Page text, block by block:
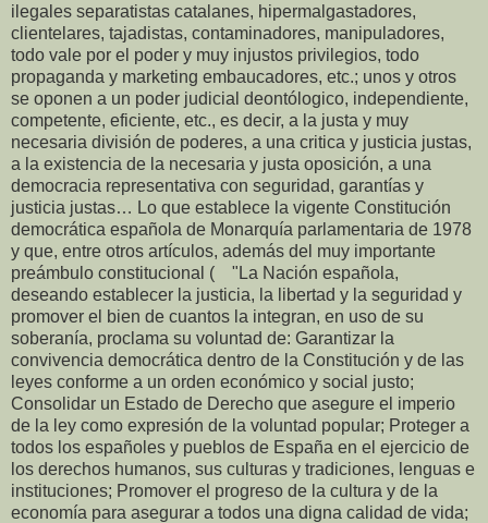
ilegales separatistas catalanes, hipermalgastadores,
clientelares, tajadistas, contaminadores, manipuladores,
todo vale por el poder y muy injustos privilegios, todo
propaganda y marketing embaucadores, etc.; unos y otros
se oponen a un poder judicial deontólogico, independiente,
competente, eficiente, etc., es decir, a la justa y muy
necesaria división de poderes, a una critica y justicia justas,
a la existencia de la necesaria y justa oposición, a una
democracia representativa con seguridad, garantías y
justicia justas… Lo que establece la vigente Constitución
democrática española de Monarquía parlamentaria de 1978
y que, entre otros artículos, además del muy importante
preámbulo constitucional ( "La Nación española,
deseando establecer la justicia, la libertad y la seguridad y
promover el bien de cuantos la integran, en uso de su
soberanía, proclama su voluntad de: Garantizar la
convivencia democrática dentro de la Constitución y de las
leyes conforme a un orden económico y social justo;
Consolidar un Estado de Derecho que asegure el imperio
de la ley como expresión de la voluntad popular; Proteger a
todos los españoles y pueblos de España en el ejercicio de
los derechos humanos, sus culturas y tradiciones, lenguas e
instituciones; Promover el progreso de la cultura y de la
economía para asegurar a todos una digna calidad de vida;